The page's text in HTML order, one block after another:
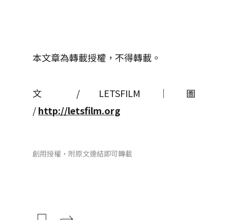
本文章為轉載授權，不得轉載。
文 / LETSFILM │ 圖
/http://letsfilm.org
創用授權，附原文連結即可轉載